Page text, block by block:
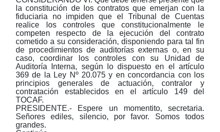
la constitución de los contratos que emerjan con la
fiduciaria no impiden que el Tribunal de Cuentas
realice los controles que constitucionalmente le
competen respecto de la ejecución del contrato
cometido a su consideración, disponiendo para tal fin
de procedimientos de auditorías externas o, en su
caso, coordinar los controles con su Unidad de
Auditoría Interna, según lo dispuesto en el artículo
369 de la Ley Nº 20.075 y en concordancia con los
principios generales de actuación, contralor y
contratación establecidos en el artículo 149 del
TOCAF.
PRESIDENTE.- Espere un momentito, secretaria.
Señores ediles, silencio, por favor. Somos todos
grandes.